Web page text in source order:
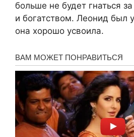
больше не будет гнаться
и богатством. Леонид был
она хорошо усвоила.